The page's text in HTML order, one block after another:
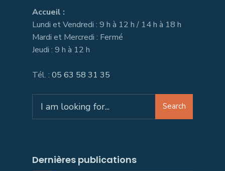
Accueil :
Lundi et Vendredi : 9 h à 12 h / 14 h à 18 h
Mardi et Mercredi : Fermé
Jeudi : 9 h à 12 h
Tél. : 05 63 58 31 35
for:
Search
Dernières publications